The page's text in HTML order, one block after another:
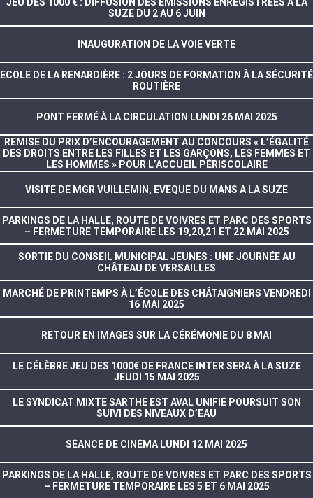
JEU DES 1000 € : DIFFUSION DES ÉMISSIONS ENREGISTRÉES À LA
SUZE DU 2 AU 6 JUIN
INAUGURATION DE LA VOIE VERTE
ECOLE DE LA RENARDIÈRE : 2 JOURS DE FORMATION À LA SÉCURITÉ
ROUTIÈRE
PONT FERMÉ À LA CIRCULATION LUNDI 26 MAI 2025
REMISE DU PRIX D’ENCOURAGEMENT AU CONCOURS « L’ÉGALITÉ
DES DROITS ENTRE LES FILLES ET LES GARÇONS, LES FEMMES ET
LES HOMMES » POUR L’ACCUEIL PÉRISCOLAIRE
VISITE DE MGR VUILLEMIN, EVEQUE DU MANS A LA SUZE
PARKINGS DE LA HALLE, ROUTE DE VOIVRES ET PARC DES SPORTS
– FERMETURE TEMPORAIRE LES 19,20,21 ET 22 MAI 2025
SORTIE DU CONSEIL MUNICIPAL JEUNES : UNE JOURNÉE AU
CHÂTEAU DE VERSAILLES
MARCHÉ DE PRINTEMPS À L’ÉCOLE DES CHÂTAIGNIERS VENDREDI
16 MAI 2025
RETOUR EN IMAGES SUR LA CÉRÉMONIE DU 8 MAI
LE CÉLÈBRE JEU DES 1000€ DE FRANCE INTER SERA À LA SUZE
JEUDI 15 MAI 2025
LE SYNDICAT MIXTE SARTHE EST AVAL UNIFIÉ POURSUIT SON
SUIVI DES NIVEAUX D’EAU
SÉANCE DE CINÉMA LUNDI 12 MAI 2025
PARKINGS DE LA HALLE, ROUTE DE VOIVRES ET PARC DES SPORTS
– FERMETURE TEMPORAIRE LES 5 ET 6 MAI 2025